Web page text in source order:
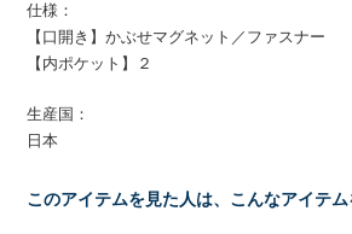
仕様：
【口開き】かぶせマグネット／ファスナー
【内ポケット】２
生産国：
日本
このアイテムを見た人は、こんなアイテ